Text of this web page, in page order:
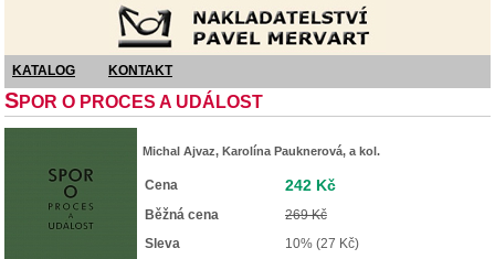
KATALOG KONTAKT
SPOR O PROCES A UDÁLOST
Michal Ajvaz, Karolína Pauknerová, a kol.
Cena 242 Kč
Běžná cena
269 Kč
Sleva
10% (27 Kč)